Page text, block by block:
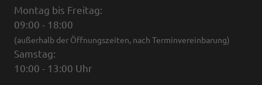
Montag bis Freitag:
09:00 - 18:00
(außerhalb der Öffnungszeiten, nach Terminvereinbarung)
Samstag:
10:00 - 13:00 Uhr